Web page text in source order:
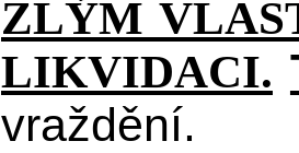
ZLÝM
LIKVIDACI.
vraždění.